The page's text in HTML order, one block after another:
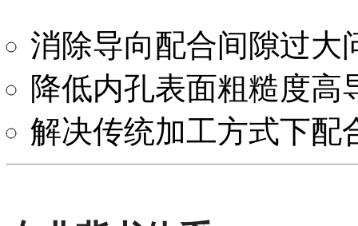
消除导向配合间隙过大
降低内孔表面粗糙度高
解决传统加工方式下配